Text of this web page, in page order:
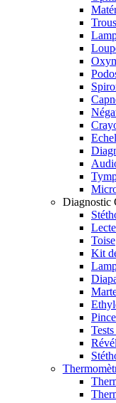
Diagnostic
Toise
Kit